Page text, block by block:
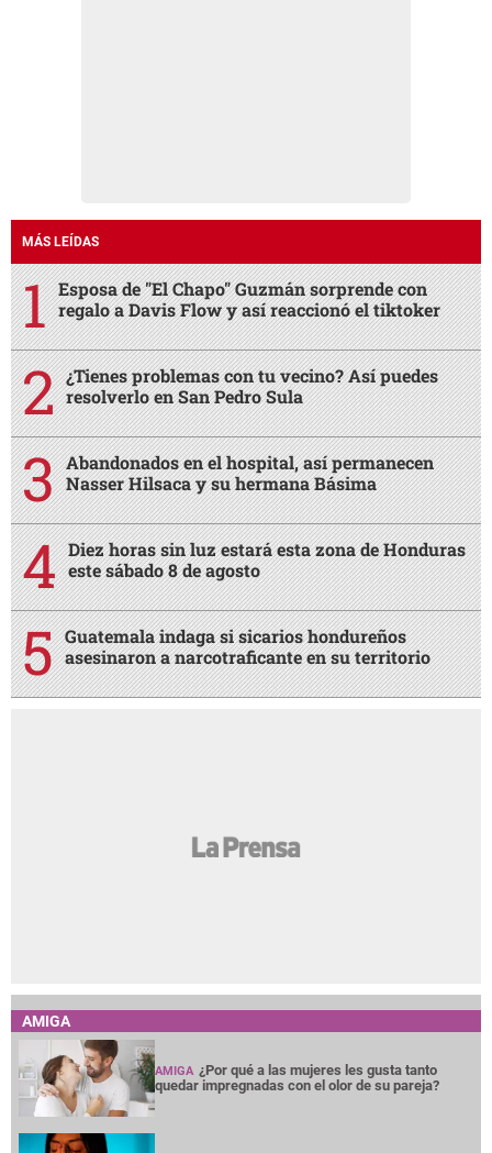
MÁS LEÍDAS
Esposa de "El Chapo" Guzmán sorprende con
regalo a Davis Flow y así reaccionó el tiktoker
¿Tienes problemas con tu vecino? Así puedes
resolverlo en San Pedro Sula
Abandonados en el hospital, así permanecen
Nasser Hilsaca y su hermana Básima
Diez horas sin luz estará esta zona de Honduras
este sábado 8 de agosto
Guatemala indaga si sicarios hondureños
asesinaron a narcotraficante en su territorio
AMIGA
AMIGA ¿Por qué a las mujeres les gusta tanto
quedar impregnadas con el olor de su pareja?